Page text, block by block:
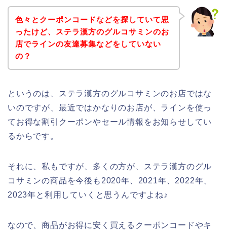
色々とクーポンコードなどを探していて思
ったけど、ステラ漢方のグルコサミンのお
店でラインの友達募集などをしていない
の？
というのは、ステラ漢方のグルコサミンのお店ではな
いのですが、最近ではかなりのお店が、ラインを使っ
てお得な割引クーポンやセール情報をお知らせしてい
るからです。
それに、私もですが、多くの方が、ステラ漢方のグル
コサミンの商品を今後も2020年、2021年、2022年、
2023年と利用していくと思うんですよね♪
なので、商品がお得に安く買えるクーポンコードやキ